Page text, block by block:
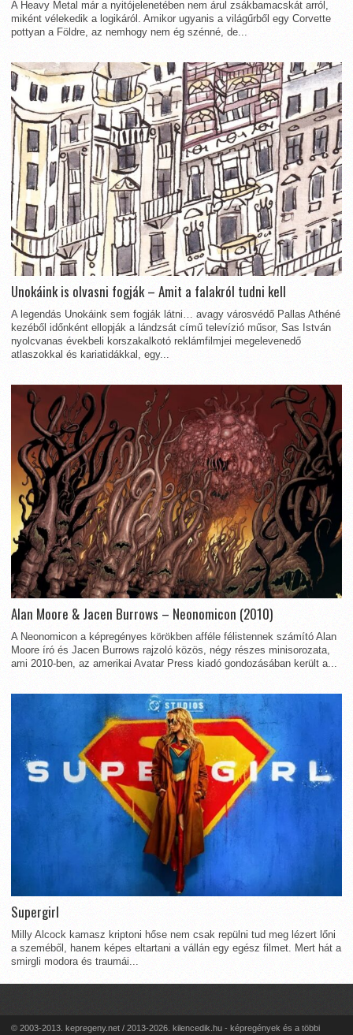
A Heavy Metal már a nyitójelenetében nem árul zsákbamacskát arról,
miként vélekedik a logikáról. Amikor ugyanis a világűrből egy Corvette
pottyan a Földre, az nemhogy nem ég szénné, de...
Unokáink is olvasni fogják – Amit a falakról tudni kell
A legendás Unokáink sem fogják látni… avagy városvédő Pallas Athéné
kezéből időnként ellopják a lándzsát című televízió műsor, Sas István
nyolcvanas évekbeli korszakalkotó reklámfilmjei megelevenedő
atlaszokkal és kariatidákkal, egy...
Alan Moore & Jacen Burrows – Neonomicon (2010)
A Neonomicon a képregényes körökben afféle félistennek számító Alan
Moore író és Jacen Burrows rajzoló közös, négy részes minisorozata,
ami 2010-ben, az amerikai Avatar Press kiadó gondozásában került a...
Supergirl
Milly Alcock kamasz kriptoni hőse nem csak repülni tud meg lézert lőni
a szeméből, hanem képes eltartani a vállán egy egész filmet. Mert hát a
smirgli modora és traumái...
© 2003-2013. kepregeny.net / 2013-2026. kilencedik.hu - képregények és a többi